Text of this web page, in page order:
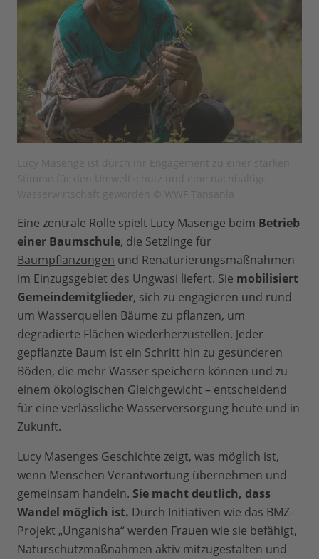
Eine zentrale Rolle spielt Lucy Masenge beim Betrieb
einer Baumschule, die Setzlinge für
Baumpflanzungen und Renaturierungsmaßnahmen
im Einzugsgebiet des Ungwasi liefert. Sie mobilisiert
Gemeindemitglieder, sich zu engagieren und rund
um Wasserquellen Bäume zu pflanzen, um
degradierte Flächen wiederherzustellen. Jeder
gepflanzte Baum ist ein Schritt hin zu gesünderen
Böden, die mehr Wasser speichern können und zu
einem ökologischen Gleichgewicht – entscheidend
für eine verlässliche Wasserversorgung heute und in
Zukunft.
Lucy Masenges Geschichte zeigt, was möglich ist,
wenn Menschen Verantwortung übernehmen und
gemeinsam handeln. Sie macht deutlich, dass
Wandel möglich ist. Durch Initiativen wie das BMZ-
Projekt „Unganisha“ werden Frauen wie sie befähigt,
Naturschutzmaßnahmen aktiv mitzugestalten und